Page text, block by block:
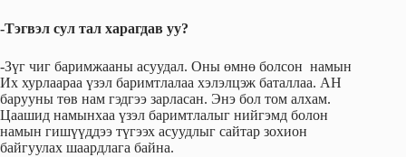
-Тэгвэл сул тал харагдав уу?
-Зүг чиг баримжааны асуудал. Оны өмнө болсон намын
Их хурлаараа үзэл баримтлалаа хэлэлцэж баталлаа. АН
барууны төв нам гэдгээ зарласан. Энэ бол том алхам.
Цаашид намынхаа үзэл баримтлалыг нийгэмд болон
намын гишүүддээ түгээх асуудлыг сайтар зохион
байгуулах шаардлага байна.